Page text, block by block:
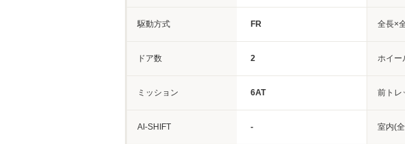
駆動方式 FR 全長×
ドア数 2 ホイー
ミッション 6AT 前トレ
AI-SHIFT - 室内(